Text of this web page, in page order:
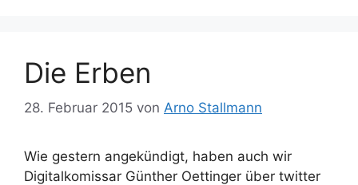
Die Erben
28. Februar 2015 von Arno Stallmann
Wie gestern angekündigt, haben auch wir
Digitalkomissar Günther Oettinger über twitter